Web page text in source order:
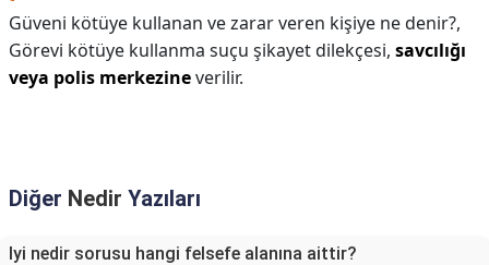
Güveni kötüye kullanan ve zarar veren kişiye ne denir?,
Görevi kötüye kullanma suçu şikayet dilekçesi, savcılığı
veya polis merkezineverilir.
Diğer Nedir Yazıları
Iyi nedir sorusu hangi felsefe alanına aittir?